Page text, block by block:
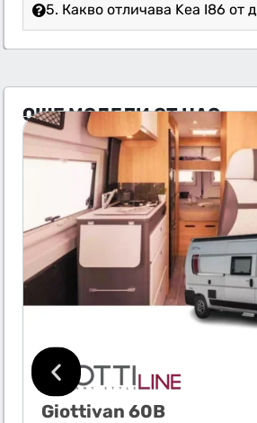
5. Какво отличава Kea I86 от
ОЩЕ МОДЕЛИ ОТ НАС
Giottivan 60B